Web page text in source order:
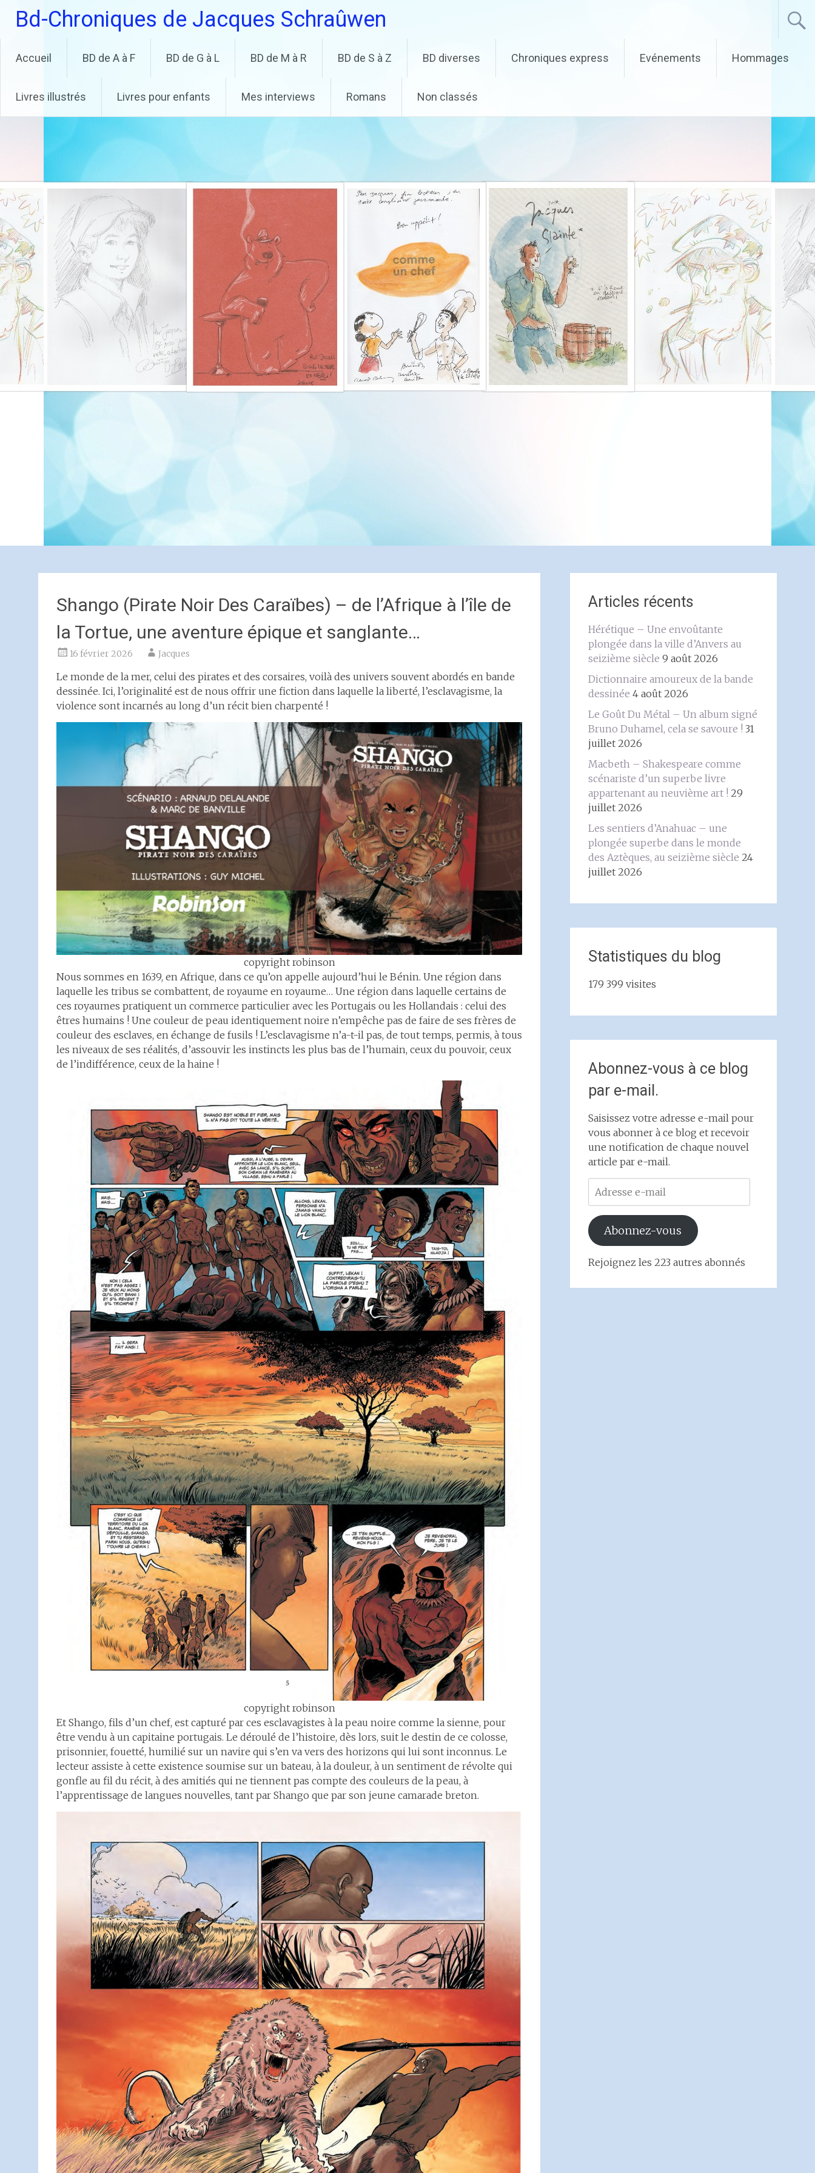
contenu
Bd-Chroniques de Jacques Schraûwen
Accueil BD de A à F BD de G à L BD de M à R BD de S à Z BD diverses Chroniques express Evénements Hommages
Livres illustrés Livres pour enfants Mes interviews Romans Non classés
Shango (Pirate Noir Des Caraïbes) – de l’Afrique à l’île de
la Tortue, une aventure épique et sanglante…
16 février 2026 Jacques
Le monde de la mer, celui des pirates et des corsaires, voilà des univers souvent abordés en bande
dessinée. Ici, l’originalité est de nous offrir une fiction dans laquelle la liberté, l’esclavagisme, la
violence sont incarnés au long d’un récit bien charpenté !
copyright robinson
Nous sommes en 1639, en Afrique, dans ce qu’on appelle aujourd’hui le Bénin. Une région dans
laquelle les tribus se combattent, de royaume en royaume… Une région dans laquelle certains de
ces royaumes pratiquent un commerce particulier avec les Portugais ou les Hollandais : celui des
êtres humains ! Une couleur de peau identiquement noire n’empêche pas de faire de ses frères de
couleur des esclaves, en échange de fusils ! L’esclavagisme n’a-t-il pas, de tout temps, permis, à tous
les niveaux de ses réalités, d’assouvir les instincts les plus bas de l’humain, ceux du pouvoir, ceux
de l’indifférence, ceux de la haine !
copyright robinson
Et Shango, fils d’un chef, est capturé par ces esclavagistes à la peau noire comme la sienne, pour
être vendu à un capitaine portugais. Le déroulé de l’histoire, dès lors, suit le destin de ce colosse,
prisonnier, fouetté, humilié sur un navire qui s’en va vers des horizons qui lui sont inconnus. Le
lecteur assiste à cette existence soumise sur un bateau, à la douleur, à un sentiment de révolte qui
gonfle au fil du récit, à des amitiés qui ne tiennent pas compte des couleurs de la peau, à
l’apprentissage de langues nouvelles, tant par Shango que par son jeune camarade breton.
Articles récents
Hérétique – Une envoûtante
plongée dans la ville d’Anvers au
seizième siècle 9 août 2026
Dictionnaire amoureux de la bande
dessinée 4 août 2026
Le Goût Du Métal – Un album signé
Bruno Duhamel, cela se savoure ! 31
juillet 2026
Macbeth – Shakespeare comme
scénariste d’un superbe livre
appartenant au neuvième art ! 29
juillet 2026
Les sentiers d’Anahuac – une
plongée superbe dans le monde
des Aztèques, au seizième siècle 24
juillet 2026
Statistiques du blog
179 399 visites
Abonnez-vous à ce blog
par e-mail.
Saisissez votre adresse e-mail pour
vous abonner à ce blog et recevoir
une notification de chaque nouvel
article par e-mail.
Adresse
e-
mail
Abonnez-vous
Rejoignez les 223 autres abonnés